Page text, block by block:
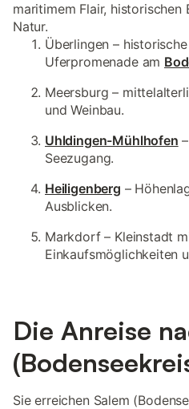
maritimem Flair, historischen
Natur.
Überlingen –
Uferpromenade am
Meersburg –
und Weinbau.
Uhldingen-Mühlhofen
Seezugang.
Heiligenberg –
Ausblicken.
Markdorf – Kleinstadt
Einkaufsmöglichkeiten
Die Anreise
Sie erreichen Salem